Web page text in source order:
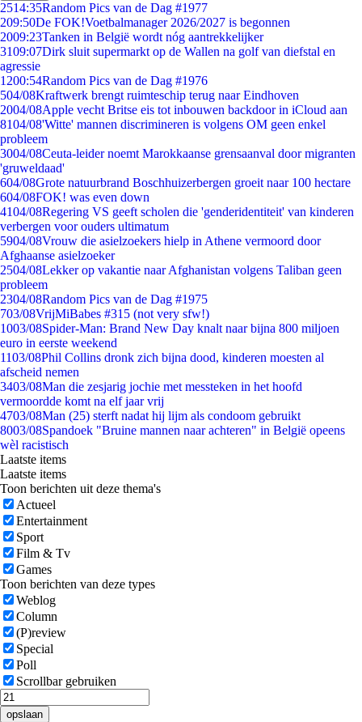
2514:35Random Pics van de Dag #1977
209:50De FOK!Voetbalmanager 2026/2027 is begonnen
2009:23Tanken in België wordt nóg aantrekkelijker
3109:07Dirk sluit supermarkt op de Wallen na golf van diefstal en
agressie
1200:54Random Pics van de Dag #1976
504/08Kraftwerk brengt ruimteschip terug naar Eindhoven
2004/08Apple vecht Britse eis tot inbouwen backdoor in iCloud aan
8104/08'Witte' mannen discrimineren is volgens OM geen enkel
probleem
3004/08Ceuta-leider noemt Marokkaanse grensaanval door migranten
'gruweldaad'
604/08Grote natuurbrand Boschhuizerbergen groeit naar 100 hectare
604/08FOK! was even down
4104/08Regering VS geeft scholen die 'genderidentiteit' van kinderen
verbergen voor ouders ultimatum
5904/08Vrouw die asielzoekers hielp in Athene vermoord door
Afghaanse asielzoeker
2504/08Lekker op vakantie naar Afghanistan volgens Taliban geen
probleem
2304/08Random Pics van de Dag #1975
703/08VrijMiBabes #315 (not very sfw!)
1003/08Spider-Man: Brand New Day knalt naar bijna 800 miljoen
euro in eerste weekend
1103/08Phil Collins dronk zich bijna dood, kinderen moesten al
afscheid nemen
3403/08Man die zesjarig jochie met messteken in het hoofd
vermoordde komt na elf jaar vrij
4703/08Man (25) sterft nadat hij lijm als condoom gebruikt
8003/08Spandoek "Bruine mannen naar achteren" in België opeens
wèl racistisch
Laatste items
Laatste items
Toon berichten uit deze thema's
Actueel
Entertainment
Sport
Film & Tv
Games
Toon berichten van deze types
Weblog
Column
(P)review
Special
Poll
Scrollbar gebruiken
opslaan